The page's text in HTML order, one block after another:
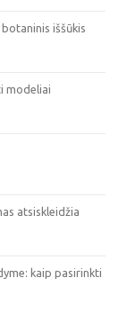
iššūkis
modeliai
atsiskleidžia
kaip pasirinkti